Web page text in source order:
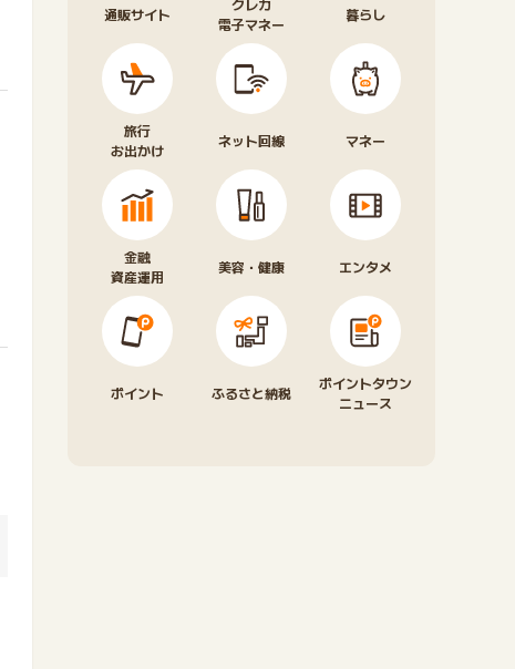
通販サイト
クレカ
電子マネー
暮らし
旅行
お出かけ
ネット回線 マネー
金融
資産運用
美容・健康 エンタメ
ポイント ふるさと納税
ポイントタウン
ニュース